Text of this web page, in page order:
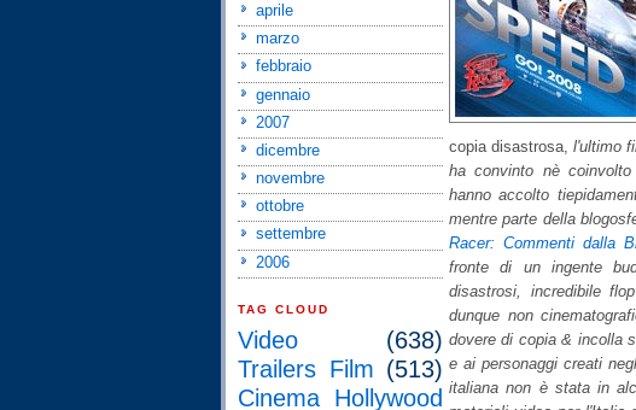
aprile
marzo
febbraio
gennaio
2007
dicembre
novembre
ottobre
settembre
2006
TAG CLOUD
Video
(638)
Trailers Film (513)
Cinema Hollywood
copia disastrosa,l'ultimo
ha convinto nè
hanno accolto
mentre parte della
Racer: Commenti dalla
fronte di un ingente
disastrosi, incredibile
dunque non
dovere di copia & incolla
e ai personaggi creati
italiana non è stata in